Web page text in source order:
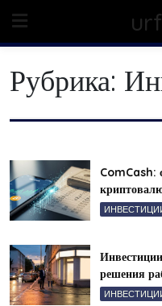
content
Рубрика:
ComCash:
решения